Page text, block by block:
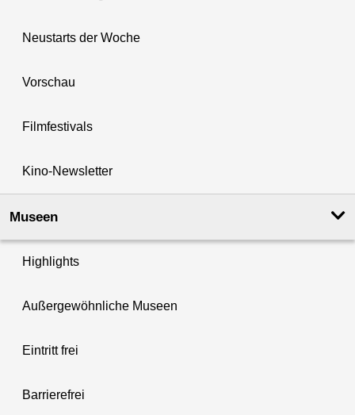
Neustarts der Woche
Vorschau
Filmfestivals
Kino-Newsletter
Museen
Highlights
Außergewöhnliche Museen
Eintritt frei
Barrierefrei